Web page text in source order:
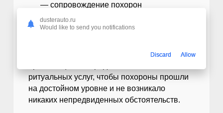
— сопровождение похорон
сотрудниками полиции,
Старайтесь выбирать надежную
ритуальных услуг, чтобы похороны прошли
на достойном уровне и не возникало
никаких непредвиденных обстоятельств.
dusterauto.ru
Would like to send you notifications
Discard Allow